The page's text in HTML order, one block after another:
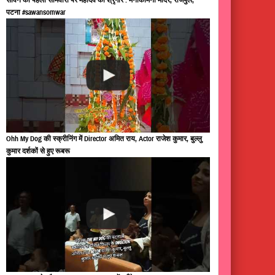
पटना #sawansomwar
Ohh My Dog की स्क्रीनिंग में Director अमित राय, Actor राजेश कुमार, बुल्लु
कुमार दर्शकों से हुए रूबरू